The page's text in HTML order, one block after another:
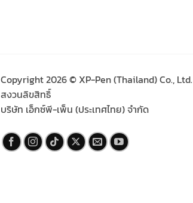
Copyright 2026 © XP-Pen (Thailand) Co., Ltd.
สงวนลิขสิทธิ์
บริษัท เอ็กซ์พี-เพ็น (ประเทศไทย) จำกัด